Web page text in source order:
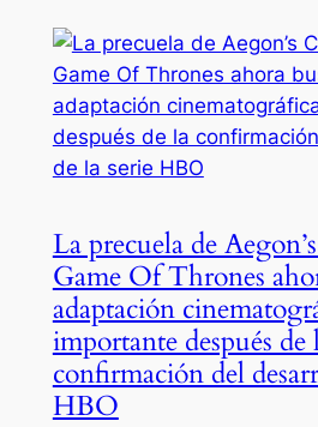
La precuela de
Game Of Thrones
adaptación
importante después de
confirmación del
HBO